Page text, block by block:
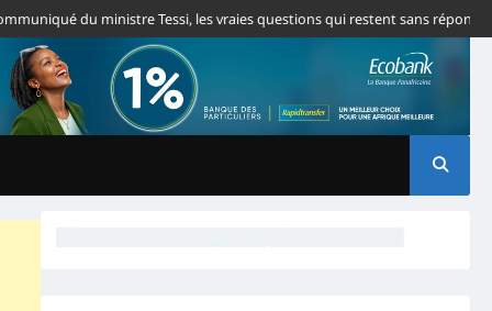
du ministre Tessi, les vraies questions qui restent sans réponse